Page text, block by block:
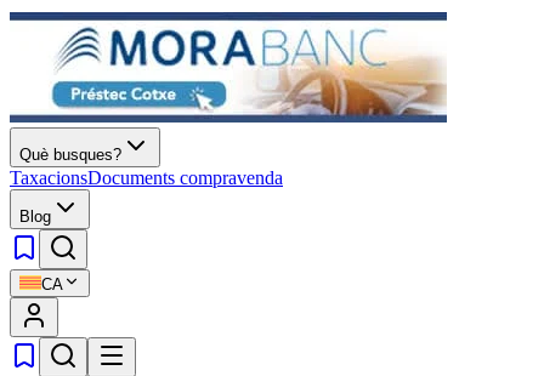
Què busques?
TaxacionsDocuments compravenda
Blog
CA